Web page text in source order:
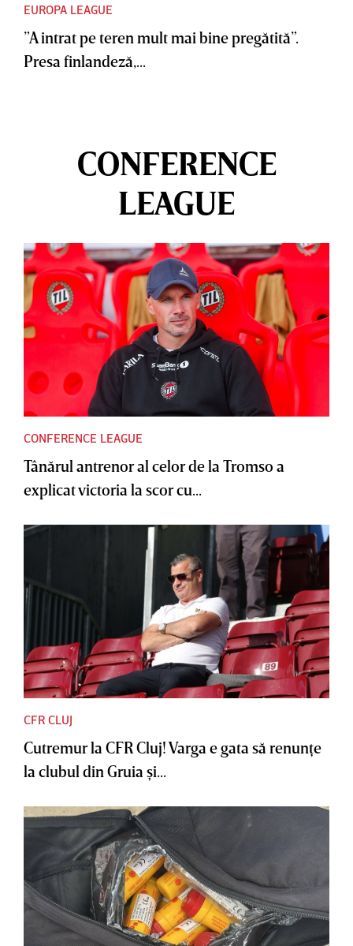
EUROPA LEAGUE
”A intrat pe teren mult mai bine pregătită”.
Presa finlandeză,...
CONFERENCE
LEAGUE
CONFERENCE LEAGUE
Tânărul antrenor al celor de la Tromso a
explicat victoria la scor cu...
CFR CLUJ
Cutremur la CFR Cluj! Varga e gata să renunţe
la clubul din Gruia şi...